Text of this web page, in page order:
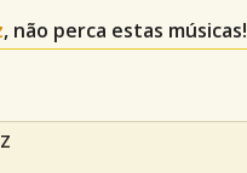
, não perca estas músicas!